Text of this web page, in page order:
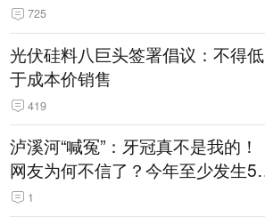
725
光伏硅料八巨头签署倡议：不得低
于成本价销售
419
泸溪河“喊冤”：牙冠真不是我的！
网友为何不信了？今年至少发生5
起“食品冤案”
1